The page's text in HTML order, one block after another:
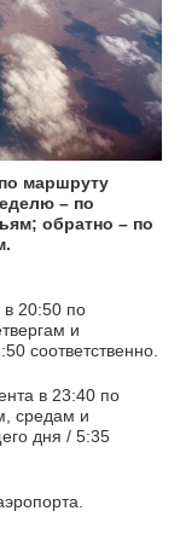
маршруту
– по
обратно – по
в 20:50 по
и
соответственно.
в 23:40 по
средам и
дня / 5:35